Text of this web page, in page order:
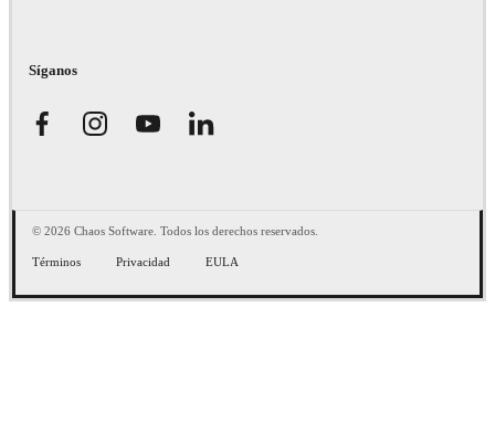
Síganos
© 2026 Chaos Software. Todos los derechos reservados.
Términos Privacidad EULA